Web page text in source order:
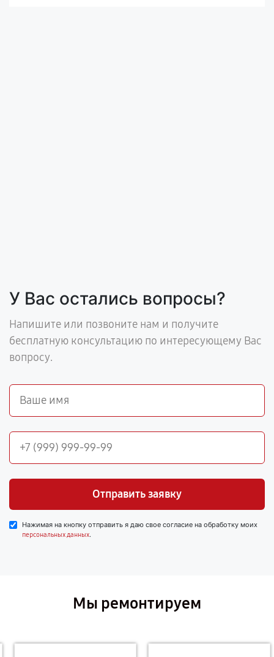
У Вас остались вопросы?
Напишите или позвоните нам и получите
бесплатную консультацию по интересующему Вас
вопросу.
Отправить заявку
Нажимая на кнопку отправить я даю свое согласие на обработку моих
персональных данных.
Мы ремонтируем